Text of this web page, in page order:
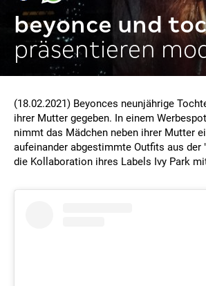
beyonce und
präsentieren
(18.02.2021) Beyonces neunjährige
ihrer Mutter gegeben. In einem
nimmt das Mädchen neben ihrer Mutter
aufeinander abgestimmte Outfits aus
die Kollaboration ihres Labels Ivy Park